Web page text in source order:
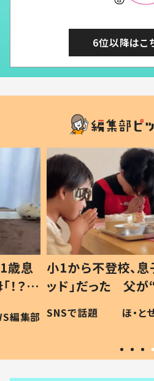
6位以降はこ
歳息
？」
編集部
小1から不登校、息
ッド」だった 父
作り続ける理由と
#令和の子
SNSで話題 ほ・